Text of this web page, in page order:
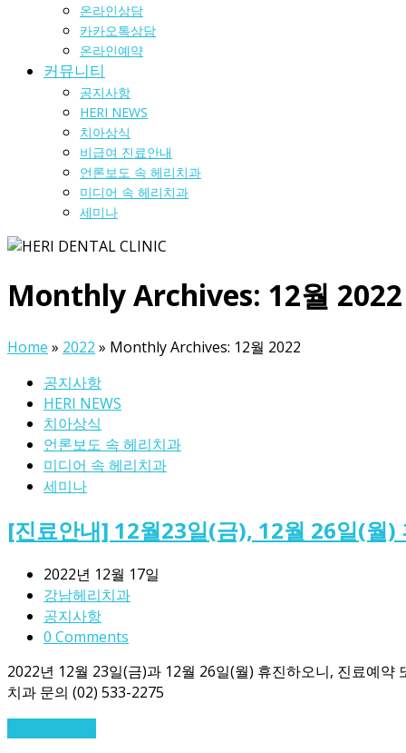
온라인상담
카카오톡상담
온라인예약
커뮤니티
공지사항
HERI NEWS
치아상식
비급여 진료안내
언론보도 속 헤리치과
미디어 속 헤리치과
세미나
Monthly Archives: 12월 2022
Home » 2022 » Monthly Archives: 12월 2022
공지사항
HERI NEWS
치아상식
언론보도 속 헤리치과
미디어 속 헤리치과
세미나
[진료안내] 12월23일(금), 12월 26일(월)
2022년 12월 17일
강남헤리치과
공지사항
0 Comments
2022년 12월 23일(금)과 12월 26일(월) 휴진하오니, 진료예
치과 문의 (02) 533-2275